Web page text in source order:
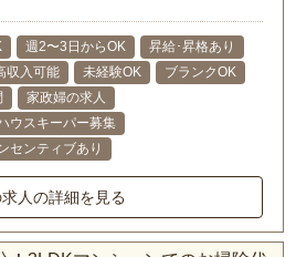
週2〜3日からOK
昇給･昇格あり
収入可能 未経験OK
ブランクOK
家政婦の求人
ウスキーパー募集
センティブあり
求人の詳細を見る